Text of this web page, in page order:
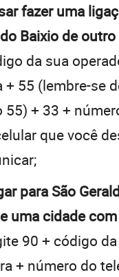
fazer uma
Baixio de
da sua
+ 55 (lembre-se
55) + 33 +
que você
para São
uma cidade
90 + código
+ número do